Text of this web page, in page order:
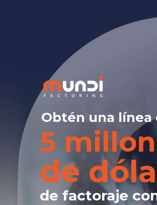
5
de
de factoraje
Obtén una línea